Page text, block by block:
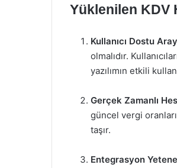
Yüklenilen KDV
Kullanıcı Dostu
olmalıdır.
yazılımın etkili
Gerçek Zamanlı
güncel vergi
taşır.
Entegrasyon